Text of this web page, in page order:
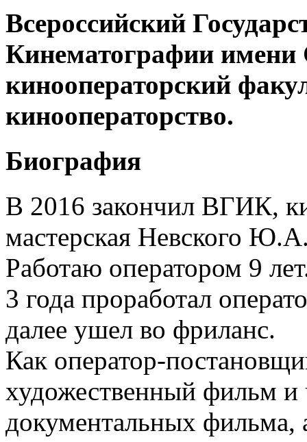
Всероссийский
Кинематографии имени
кинооператорский
кинооператорство.
Биография
В 2016 закончил ВГИК,
мастерская Невского
Работаю оператором 9
3 года проработал
далее ушел во фриланс.
Как оператор-
художественный фильм
документальных фильма,